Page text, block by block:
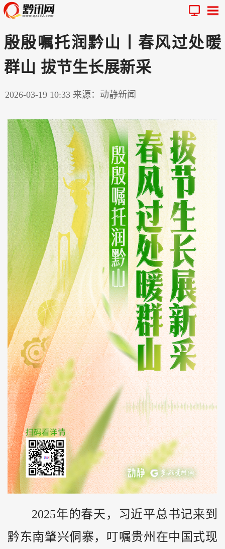
殷殷嘱托润黔山丨春风过处暖
群山 拔节生长展新采
2026-03-19 10:33 来源：动静新闻
2025年的春天，习近平总书记来到
黔东南肇兴侗寨，叮嘱贵州 在中国式现